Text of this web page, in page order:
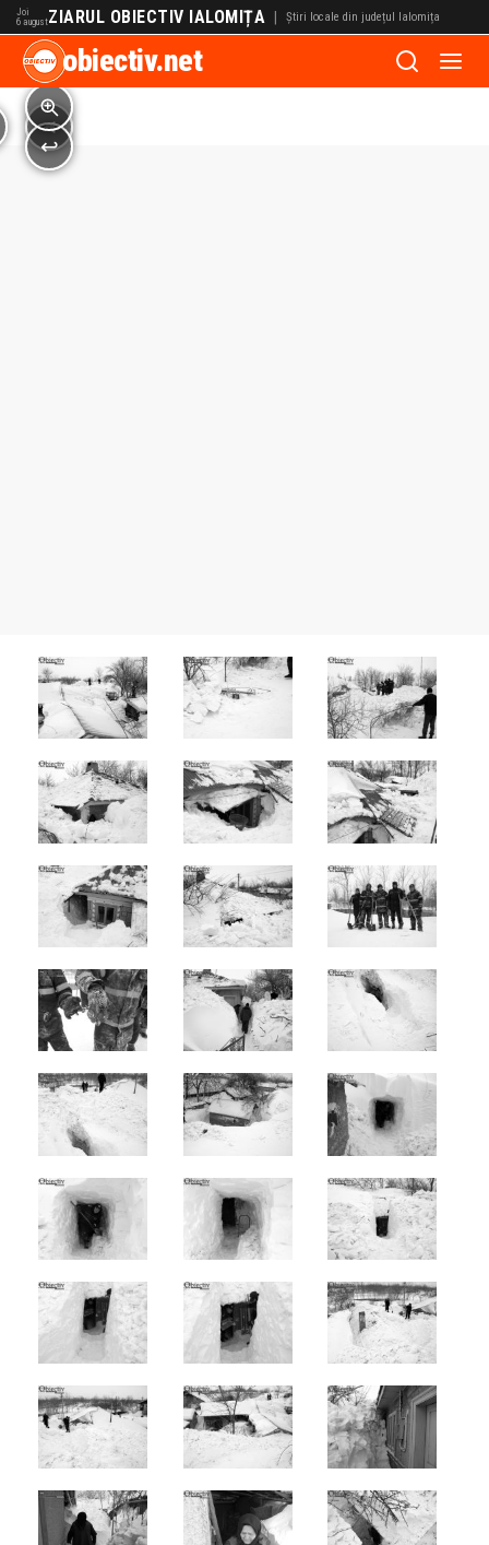
Joi
6 augustZIARUL OBIECTIV IALOMIȚA | Știri locale din județul Ialomița
obiectiv.net